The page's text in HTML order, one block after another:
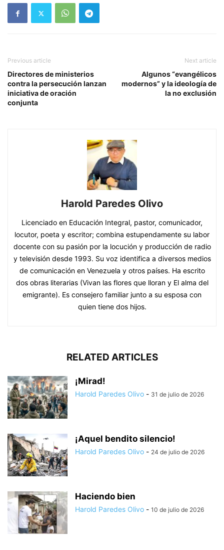
Previous article
Directores de ministerios
contra la persecución lanzan
iniciativa de oración
conjunta
Next article
Algunos “evangélicos
modernos” y la ideología de
la no exclusión
Harold Paredes Olivo
Licenciado en Educación Integral, pastor, comunicador,
locutor, poeta y escritor; combina estupendamente su labor
docente con su pasión por la locución y producción de radio
y televisión desde 1993. Su voz identifica a diversos medios
de comunicación en Venezuela y otros países. Ha escrito
dos obras literarias (Vivan las flores que lloran y El alma del
emigrante). Es consejero familiar junto a su esposa con
quien tiene dos hijos.
RELATED ARTICLES
¡Mirad!
Harold Paredes Olivo - 31 de julio de 2026
¡Aquel bendito silencio!
Harold Paredes Olivo - 24 de julio de 2026
Haciendo bien
Harold Paredes Olivo - 10 de julio de 2026